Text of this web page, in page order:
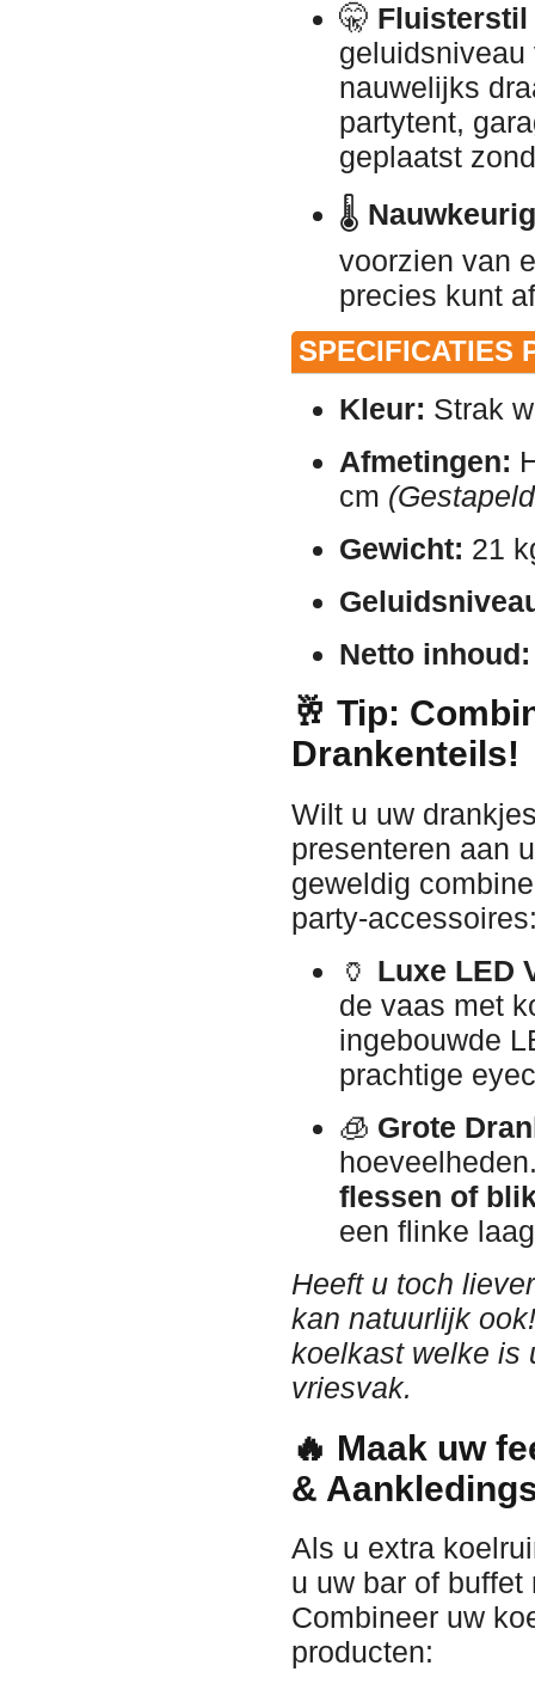
🤫 Fluisterstil
nauwelijks
partytent,
geplaatst
🌡️
voorzien van
precies kunt
SPECIFICATIES
Kleur: Strak
Afmetingen:
cm
Gewicht: 21
Netto inhoud:
🥂 Tip:
Drankenteils!
Wilt u uw
presenteren aan
geweldig
party-
🏺 Luxe LED
de vaas met
ingebouwde
prachtige
🧊 Grote
flessen of
een flinke
Heeft u toch
kan natuurlijk
koelkast welke is
vriesvak.
🔥 Maak uw
&
Als u extra
u uw bar of
Combineer uw
producten: